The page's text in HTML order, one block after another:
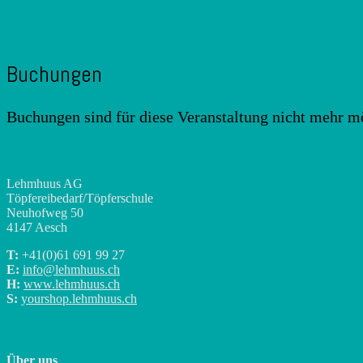
Buchungen
Buchungen sind für diese Veranstaltung nicht mehr
Lehmhuus AG
Töpfereibedarf/Töpferschule
Neuhofweg 50
4147 Aesch
T: +41(0)61 691 99 27
E: info@lehmhuus.ch
H: www.lehmhuus.ch
S: yourshop.lehmhuus.ch